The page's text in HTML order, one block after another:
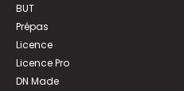
BUT
Prépas
Licence
Licence Pro
DN Made